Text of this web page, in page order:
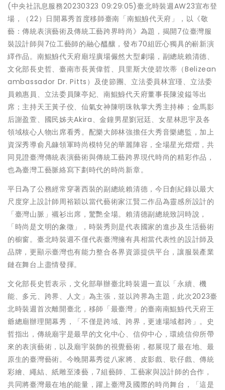
(中央社訊息服務20230323 09:29:05)臺北時裝週AW23宣布登
場，（22）日開幕秀首度移師臺南「南鯤鯓代天府」，以《敬
藝：傳統表演藝術及傳統工藝跨界時尚》為題，揭開7位臺灣服
裝設計師與7位工藝師的融心醞釀，發布70組匠心獨具的嶄新演
繹作品。南鯤鯓代天府廟埕廣場儼然大型劇場，副總統賴清德、
文化部長史哲、臺南市長黃偉哲、貝里斯大使碧坎蒂（Belizean
ambassador Dr. Pitts）及使節團、立法委員林宜瑾、立法委
員賴惠員、立法委員陳亭妃、南鯤鯓代天府董事長陳浚鎰等出
席；主持天王黃子佼、仙氣女神陳明珠執掌大秀主持棒；金馬影
后謝盈萱、國民姊夫Akira、金鐘男星劉冠廷、女星林思宇及各
領域核心人物出席看秀。配樂大師林強擔任大秀音樂總監，加上
資深秀導俞凡鏮領軍時尚模特兒的華麗陣容，全場星光熠熠，共
同見證臺灣傳統表演藝術與傳統工藝跨界現代時尚的精彩作品，
也為臺灣工藝脈絡寫下劃時代的時尚新章。
平日為了公務經常穿著西裝的副總統賴清德，今日創紀錄以最大
尺度穿上設計師周裕穎以當代藝術家江賢二作品為靈感所設計的
「臺灣山脈」襯衫出席，驚艷全場。賴清德副總統致詞時說，
「時尚是文明的象徵」，時裝秀則是代表國家的進步及生活藝術
的櫥窗。臺北時裝週不僅代表臺灣擁有具相當代表性的設計師及
品牌，更顯示臺灣也有能力整合各界資源提供平台，讓服裝產業
鏈在舞台上盡情發揮。
文化部長史哲表示，文化部舉辦臺北時裝週一直以「永續、機
能、多元、跨界、人文」為主張，並以跨界為主題，此次2023臺
北時裝週首次離開臺北，移師「最臺灣」的臺南南鯤鯓代天府王
爺總廟辦理開幕秀，「不僅是跨域、跨界，更連場域都跨」。史
哲指出，傳統廟宇是最早的文化中心、信仰中心，環繞信仰所帶
來的表演藝術，以及廟宇裝飾的視覺藝術，都展現了最在地、最
原生的臺灣藝術。今晚開幕秀從八家將、皮影戲、歌仔戲、傳統
彩繪、繩結、紙雕至漆藝，7組藝師、工藝家與設計師的合作，
共同將臺灣最在地的能量，躍上臺灣及國際的時尚舞台，「這是